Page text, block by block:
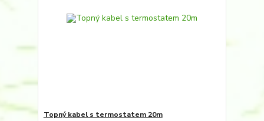
Topný kabel s termostatem 20m